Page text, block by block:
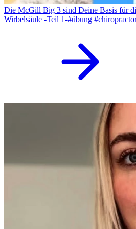
Die McGill Big 3 sind Deine Basis für
Wirbelsäule -Teil 1-#übung